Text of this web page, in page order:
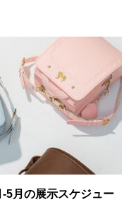
5月の展示スケジュー